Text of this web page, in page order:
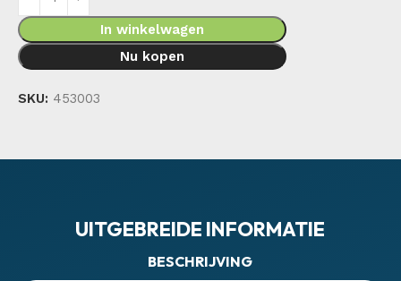
In winkelwagen
Nu kopen
SKU: 453003
UITGEBREIDE INFORMATIE
BESCHRIJVING